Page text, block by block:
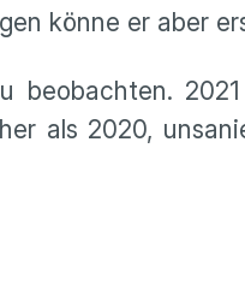
könne er aber
beobachten.
als 2020,